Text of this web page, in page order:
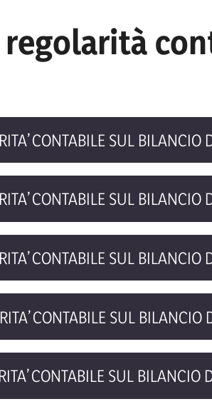
regolarità
CONTABILE SUL BILANCIO
CONTABILE SUL BILANCIO
CONTABILE SUL BILANCIO
CONTABILE SUL BILANCIO
CONTABILE SUL BILANCIO